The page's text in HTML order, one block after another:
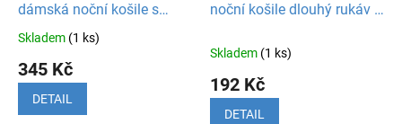
dámská noční košile s
kapsou a dlouhým
rukávem
Průměrné
produktu
Skladem (1 ks)
345 Kč
DETAIL
noční košile dlouhý rukáv -
Skladem (1 ks)
192 Kč
DETAIL